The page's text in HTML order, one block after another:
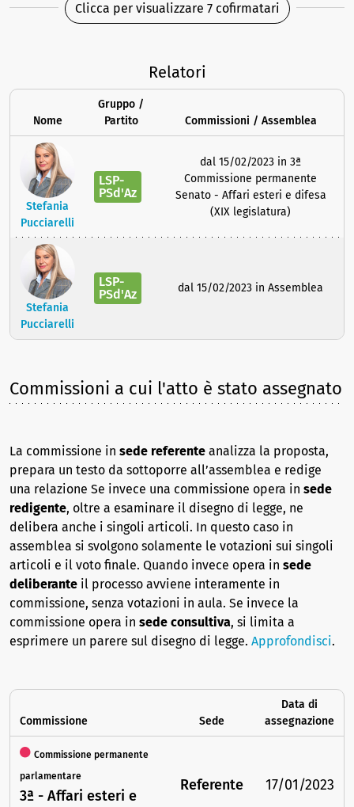
Clicca per visualizzare 7 cofirmatari
Relatori
Nome
Gruppo /
Partito
Commissioni / Assemblea
Stefania
Pucciarelli
LSP-
PSd'Az
dal 15/02/2023 in 3ª
Commissione permanente
Senato - Affari esteri e difesa
(XIX legislatura)
Stefania
Pucciarelli
LSP-
PSd'Az
dal 15/02/2023 in Assemblea
Commissioni a cui l'atto è stato assegnato
La commissione in sede referente analizza la proposta,
prepara un testo da sottoporre all’assemblea e redige
una relazione Se invece una commissione opera in sede
redigente, oltre a esaminare il disegno di legge, ne
delibera anche i singoli articoli. In questo caso in
assemblea si svolgono solamente le votazioni sui singoli
articoli e il voto finale. Quando invece opera in sede
deliberante il processo avviene interamente in
commissione, senza votazioni in aula. Se invece la
commissione opera in sede consultiva, si limita a
esprimere un parere sul disegno di legge. Approfondisci.
Commissione Sede
Data di
assegnazione
Commissione permanente
parlamentare
3ª - Affari esteri e
Referente 17/01/2023